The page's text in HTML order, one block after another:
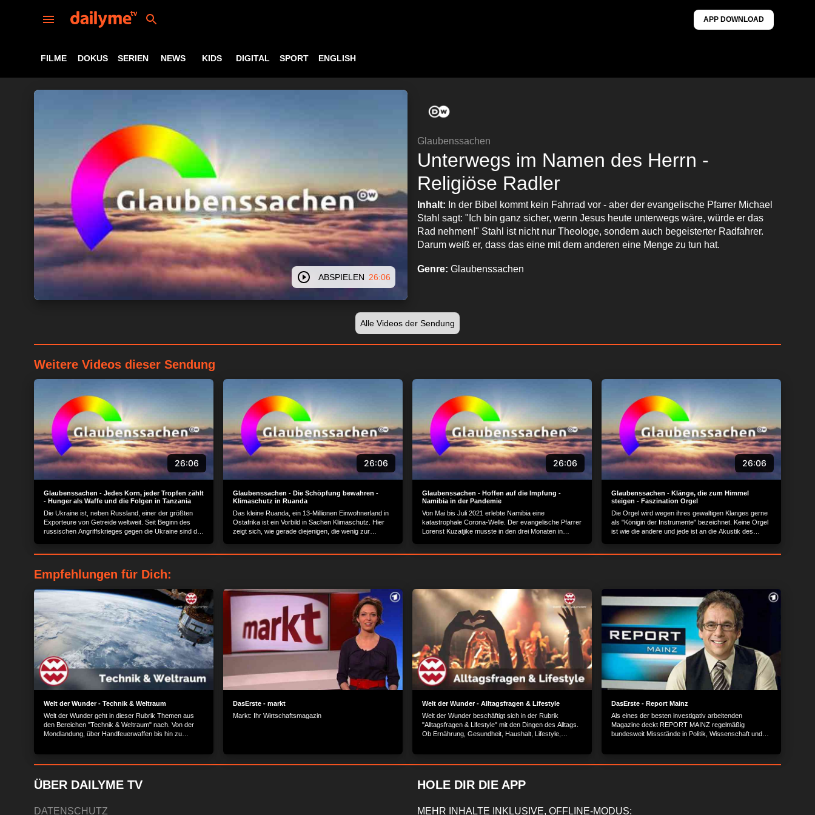
APP DOWNLOAD
FILME DOKUS SERIEN NEWS KIDS DIGITAL SPORT ENGLISH
ABSPIELEN 26:06
Glaubenssachen
Unterwegs im Namen des Herrn -
Religiöse Radler
Inhalt: In der Bibel kommt kein Fahrrad vor - aber der evangelische Pfarrer Michael
Stahl sagt: "Ich bin ganz sicher, wenn Jesus heute unterwegs wäre, würde er das
Rad nehmen!" Stahl ist nicht nur Theologe, sondern auch begeisterter Radfahrer.
Darum weiß er, dass das eine mit dem anderen eine Menge zu tun hat.
Genre: Glaubenssachen
Alle Videos der Sendung
Weitere Videos dieser Sendung
26:06
Glaubenssachen - Jedes Korn, jeder Tropfen zählt
- Hunger als Waffe und die Folgen in Tanzania
Die Ukraine ist, neben Russland, einer der größten
Exporteure von Getreide weltweit. Seit Beginn des
russischen Angriffskrieges gegen die Ukraine sind die
26:06
Glaubenssachen - Die Schöpfung bewahren -
Klimaschutz in Ruanda
Das kleine Ruanda, ein 13-Millionen Einwohnerland in
Ostafrika ist ein Vorbild in Sachen Klimaschutz. Hier
zeigt sich, wie gerade diejenigen, die wenig zur
26:06
Glaubenssachen - Hoffen auf die Impfung -
Namibia in der Pandemie
Von Mai bis Juli 2021 erlebte Namibia eine
katastrophale Corona-Welle. Der evangelische Pfarrer
Lorenst Kuzatjike musste in den drei Monaten in
26:06
Glaubenssachen - Klänge, die zum Himmel
steigen - Faszination Orgel
Die Orgel wird wegen ihres gewaltigen Klanges gerne
als "Königin der Instrumente" bezeichnet. Keine Orgel
ist wie die andere und jede ist an die Akustik des
Empfehlungen für Dich:
Welt der Wunder - Technik & Weltraum
Welt der Wunder geht in dieser Rubrik Themen aus
den Bereichen "Technik & Weltraum" nach. Von der
Mondlandung, über Handfeuerwaffen bis hin zu
DasErste - markt
Markt: Ihr Wirtschaftsmagazin
Welt der Wunder - Alltagsfragen & Lifestyle
Welt der Wunder beschäftigt sich in der Rubrik
"Alltagsfragen & Lifestyle" mit den Dingen des Alltags.
Ob Ernährung, Gesundheit, Haushalt, Lifestyle,
DasErste - Report Mainz
Als eines der besten investigativ arbeitenden
Magazine deckt REPORT MAINZ regelmäßig
bundesweit Missstände in Politik, Wissenschaft und
ÜBER DAILYME TV
DATENSCHUTZ
HOLE DIR DIE APP
MEHR INHALTE INKLUSIVE, OFFLINE-MODUS: